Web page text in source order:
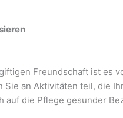
Freundschaft ist es
Sie an Aktivitäten teil, die
auf die Pflege gesunder